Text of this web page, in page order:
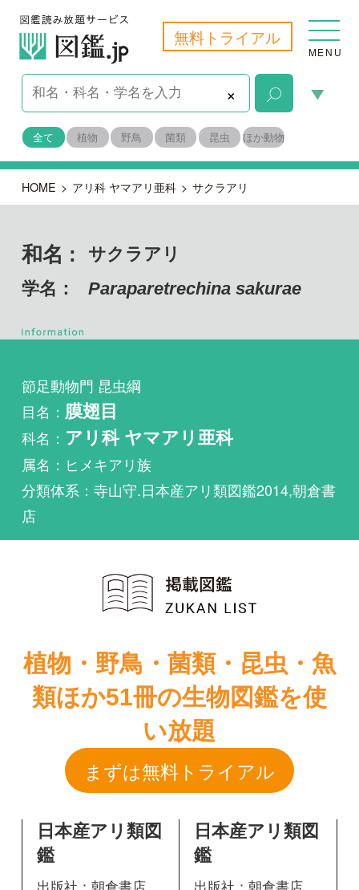
無料トライアル
MENU
×
全て 植物 野鳥 菌類 昆虫 ほか動物
学名：
目名：膜翅目
属名：ヒメキアリ族
分類体系：寺山守.日本産アリ類図鑑2014,朝倉書
店
類ほか51冊の生物図鑑を使
い放題
日本産アリ類図
出版年：2014
掲載ページ：-14ペ
日本産アリ類図
鑑
出版社：朝倉書店
掲載ページ： 211ペ